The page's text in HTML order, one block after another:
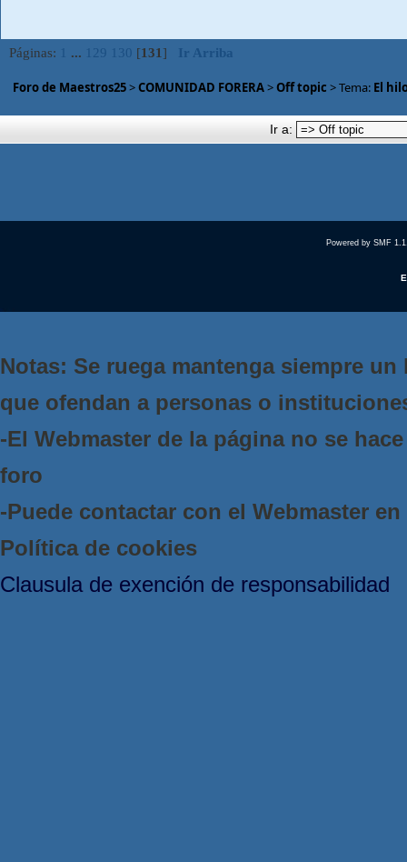
Páginas: ... 129 130 [131] Ir Arriba
Foro de Maestros25>COMUNIDAD FORERA>Off topic > Tema: El
Ir a:
Powered by SMF
Notas: Se ruega mantenga siempre
que ofendan a personas o
-El Webmaster de la página no se
foro
-Puede contactar con el Webmaster
Política de cookies
Clausula de exención de responsabilidad